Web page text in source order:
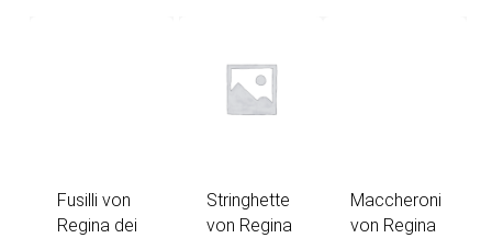
Fusilli von
Regina dei
Stringhette
von Regina
Maccheroni
von Regina